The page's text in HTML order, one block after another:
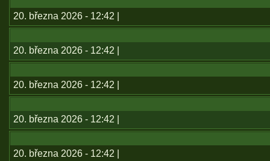
20. března 2026 - 12:42 |
20. března 2026 - 12:42 |
20. března 2026 - 12:42 |
20. března 2026 - 12:42 |
20. března 2026 - 12:42 |